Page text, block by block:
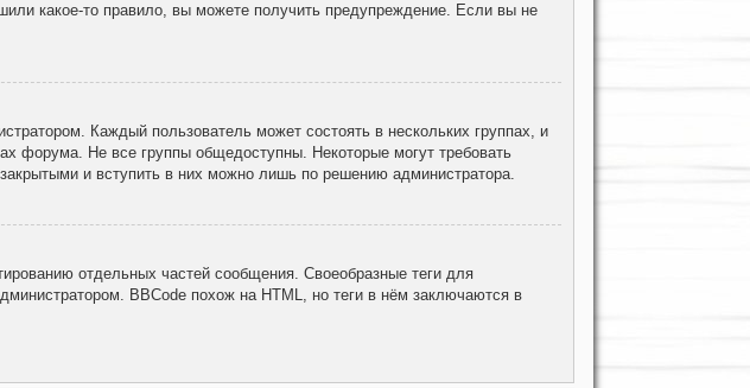
какое-то правило, вы можете получить предупреждение. Если вы не
Каждый пользователь может состоять в нескольких группах, и
форума. Не все группы общедоступны. Некоторые могут требовать
и вступить в них можно лишь по решению администратора.
отдельных частей сообщения. Своеобразные теги для
BBCode похож на HTML, но теги в нём заключаются в